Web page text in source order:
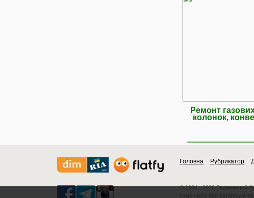
Ремонт
колонок,
Головна Рубрикатор
© 1994 - 2026 Видавничий
тому числі про авторське